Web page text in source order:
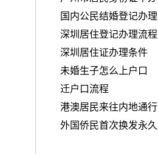
国内公民结婚登记办
深圳居住登记办理流程
深圳居住证办理条件
未婚生子怎么上户口
迁户口流程
港澳居民来往内地通
外国侨民首次换发永